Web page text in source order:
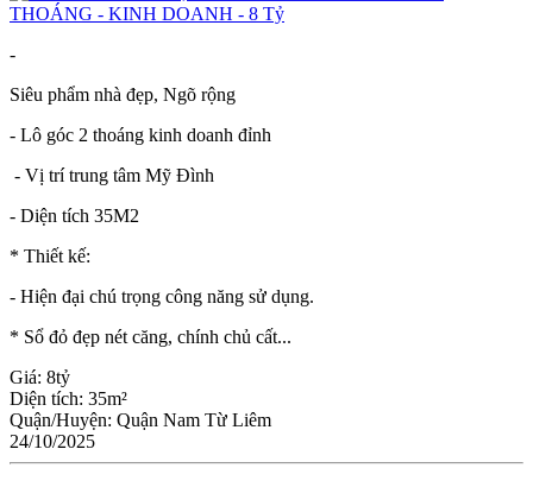
-
Siêu phẩm nhà đẹp, Ngõ rộng
- Lô góc 2 thoáng kinh doanh đỉnh
- Vị trí trung tâm Mỹ Đình
- Diện tích 35M2
* Thiết kế:
- Hiện đại chú trọng công năng sử dụng.
* Sổ đỏ đẹp nét căng, chính chủ cất...
Giá: 8tỷ
Diện tích: 35m²
Quận/Huyện: Quận Nam Từ Liêm
24/10/2025